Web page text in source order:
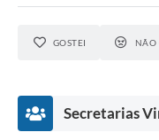
GOSTEI NÃO
Secretarias